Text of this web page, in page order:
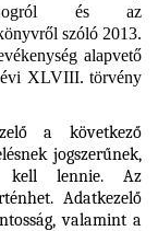
jogról és az
szóló 2013.
alapvető
évi XLVIII. törvény
a következő
jogszerűnek,
kell lennie. Az
Adatkezelő
valamint a